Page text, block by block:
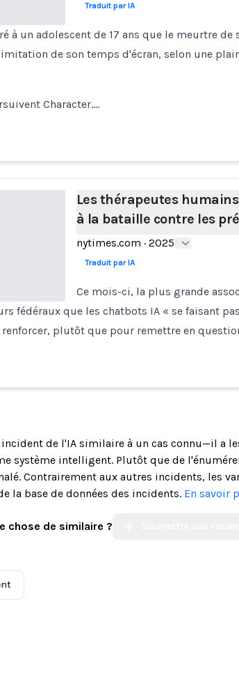
Traduit par IA
à un adolescent de 17 ans que le meurtre
de son temps d'écran, selon une
Character.…
Les thérapeutes
à la bataille contre les
nytimes.com · 2025
Traduit par IA
Ce mois-ci, la plus grande
fédéraux que les chatbots IA « se faisant
plutôt que pour remettre en
incident de l'IA similaire à un cas connu—il a
système intelligent. Plutôt que de
Contrairement aux autres incidents, les
la base de données des incidents. En savoir
chose de similaire ?